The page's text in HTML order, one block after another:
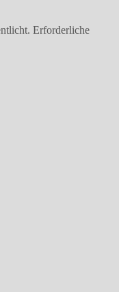
Erforderliche